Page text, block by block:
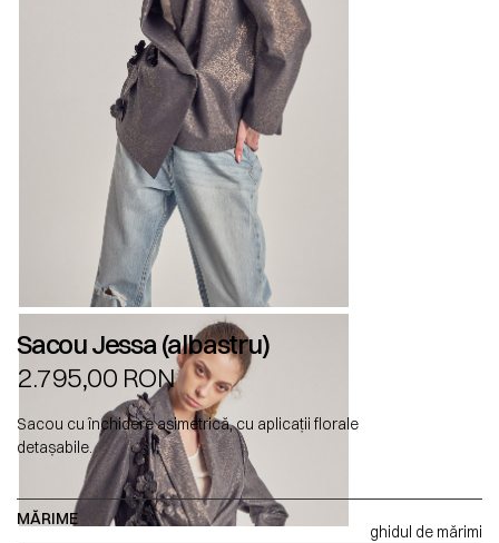
Sacou Jessa (albastru)
2.795,00 RON
Sacou cu închidere asimetrică, cu aplicații florale
detașabile.
MĂRIME
ghidul de mărimi